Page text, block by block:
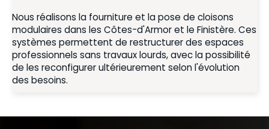
Nous réalisons la fourniture et la pose de cloisons
modulaires dans les Côtes-d'Armor et le Finistère. Ces
systèmes permettent de restructurer des espaces
professionnels sans travaux lourds, avec la possibilité
de les reconfigurer ultérieurement selon l'évolution
des besoins.